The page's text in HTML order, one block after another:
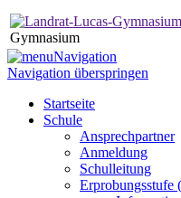
Gymnasium
Navigation
Navigation überspringen
Startseite
Schule
Ansprechpartner
Anmeldung
Schulleitung
Erprobungsstufe